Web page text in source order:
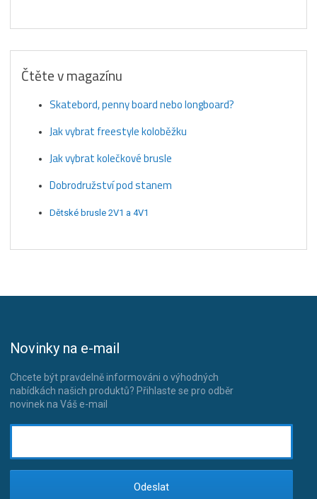
Čtěte v magazínu
Skatebord, penny board nebo longboard?
Jak vybrat freestyle koloběžku
Jak vybrat kolečkové brusle
Dobrodružství pod stanem
Dětské brusle 2V1 a 4V1
Novinky na e-mail
Chcete být pravdelně informováni o výhodných
nabídkách našich produktů? Přihlaste se pro odběr
novinek na Váš e-mail
Odeslat